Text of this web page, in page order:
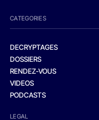
CATEGORIES
DECRYPTAGES
DOSSIERS
RENDEZ-VOUS
VIDEOS
PODCASTS
LEGAL